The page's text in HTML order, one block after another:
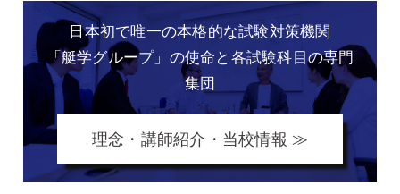
日本初で唯一の本格的な試験対策機関
「艇学グループ」の使命と各試験科目の専門
集団
理念・講師紹介・当校情報 ≫